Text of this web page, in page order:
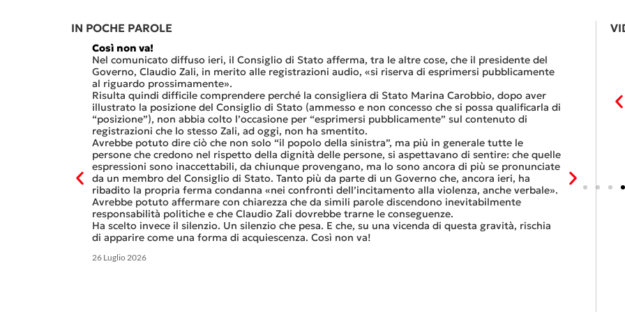
IN POCHE PAROLE
Così non va!
Nel comunicato diffuso ieri, il Consiglio di Stato afferma, tra le altre cose, che il presidente del
Governo, Claudio Zali, in merito alle registrazioni audio, «si riserva di esprimersi pubblicamente
al riguardo prossimamente».
Risulta quindi difficile comprendere perché la consigliera di Stato Marina Carobbio, dopo aver
illustrato la posizione del Consiglio di Stato (ammesso e non concesso che si possa qualificarla di
“posizione”), non abbia colto l’occasione per “esprimersi pubblicamente” sul contenuto di
registrazioni che lo stesso Zali, ad oggi, non ha smentito.
Avrebbe potuto dire ciò che non solo “il popolo della sinistra”, ma più in generale tutte le
persone che credono nel rispetto della dignità delle persone, si aspettavano di sentire: che quelle
espressioni sono inaccettabili, da chiunque provengano, ma lo sono ancora di più se pronunciate
da un membro del Consiglio di Stato. Tanto più da parte di un Governo che, ancora ieri, ha
ribadito la propria ferma condanna «nei confronti dell’incitamento alla violenza, anche verbale».
Avrebbe potuto affermare con chiarezza che da simili parole discendono inevitabilmente
responsabilità politiche e che Claudio Zali dovrebbe trarne le conseguenze.
Ha scelto invece il silenzio. Un silenzio che pesa. E che, su una vicenda di questa gravità, rischia
di apparire come una forma di acquiescenza. Così non va!
26 Luglio 2026
Così si
entro otto
franchi al
Questa è
IL FUTURO DELLA POLITICA ENERGETICA DEL
CANTONE
UNA MULTA DISSUASIVA PER I CONSIGLIERI DI
STATO